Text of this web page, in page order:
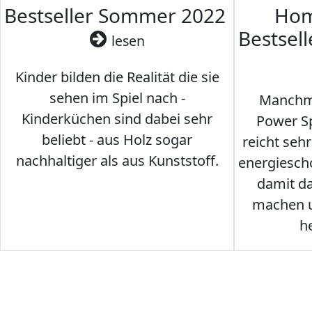
Bestseller Sommer 2022
lesen
Kinder bilden die Realität die sie
sehen im Spiel nach -
Kinderküchen sind dabei sehr
beliebt - aus Holz sogar
nachhaltiger als aus Kunststoff.
Power
reicht
damit
machen